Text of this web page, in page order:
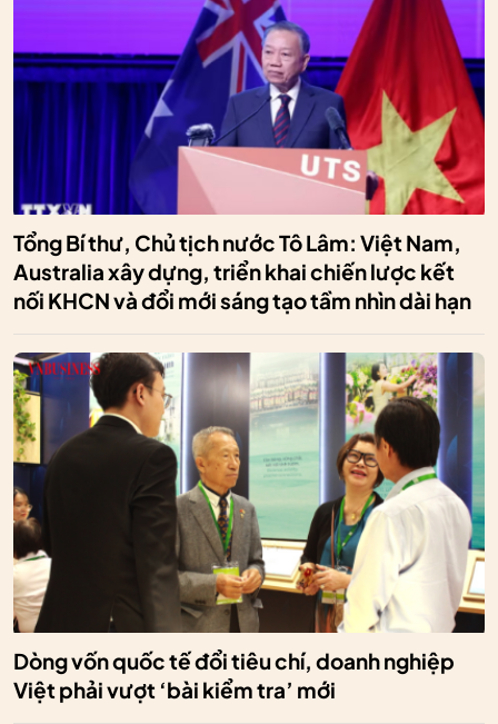
Tổng Bí thư, Chủ tịch nước Tô Lâm: Việt Nam,
Australia xây dựng, triển khai chiến lược kết
nối KHCN và đổi mới sáng tạo tầm nhìn dài hạn
Dòng vốn quốc tế đổi tiêu chí, doanh nghiệp
Việt phải vượt ‘bài kiểm tra’ mới